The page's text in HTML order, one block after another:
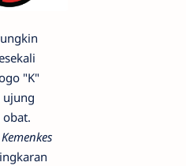
"K"
ujung
obat.
Kemenkes